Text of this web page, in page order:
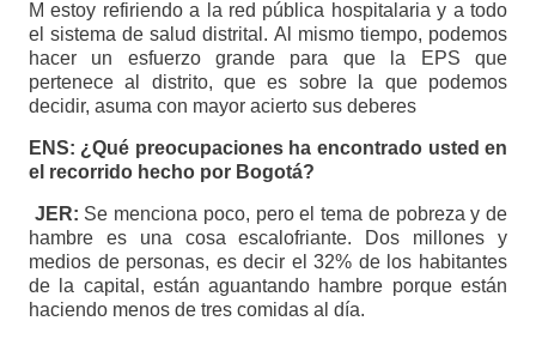
M estoy refiriendo a la red pública hospitalaria y a todo
el sistema de salud distrital. Al mismo tiempo, podemos
hacer un esfuerzo grande para que la EPS que
pertenece al distrito, que es sobre la que podemos
decidir, asuma con mayor acierto sus deberes
ENS: ¿Qué preocupaciones ha encontrado usted en
el recorrido hecho por Bogotá?
JER: Se menciona poco, pero el tema de pobreza y de
hambre es una cosa escalofriante. Dos millones y
medios de personas, es decir el 32% de los habitantes
de la capital, están aguantando hambre porque están
haciendo menos de tres comidas al día.